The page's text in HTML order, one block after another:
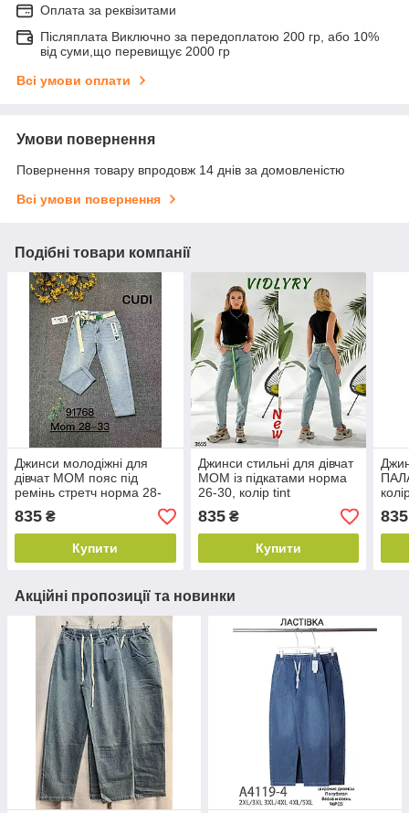
Оплата за реквізитами
Післяплата Виключно за передоплатою 200 гр, або 10%
від суми,що перевищує 2000 гр
Всі умови оплати
Умови повернення
Повернення товару впродовж 14 днів за домовленістю
Всі умови повернення
Подібні товари компанії
Джинси молодіжні для
дівчат МОМ пояс під
ремінь стретч норма 28-
33, колір блакитний
835 ₴
Купити
Джинси стильні для дівчат
МОМ із підкатами норма
26-30, колір tint
835₴
Купити
835
Акційні пропозиції та новинки